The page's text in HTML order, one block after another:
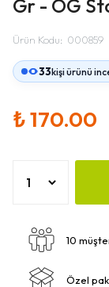
Gr - OG
Ürün Kodu: 000859
33kişi ürünü
₺ 170.00
10
Özel